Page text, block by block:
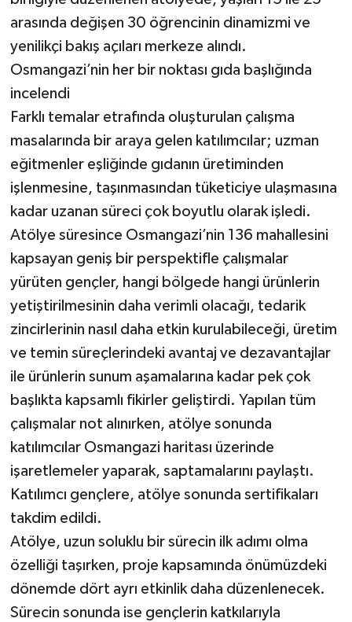
arasında değişen 30 öğrencinin dinamizmi ve
yenilikçi bakış açıları merkeze alındı.
Osmangazi’nin her bir noktası gıda başlığında
incelendi
Farklı temalar etrafında oluşturulan çalışma
masalarında bir araya gelen katılımcılar; uzman
eğitmenler eşliğinde gıdanın üretiminden
işlenmesine, taşınmasından tüketiciye ulaşmasına
kadar uzanan süreci çok boyutlu olarak işledi.
Atölye süresince Osmangazi’nin 136 mahallesini
kapsayan geniş bir perspektifle çalışmalar
yürüten gençler, hangi bölgede hangi ürünlerin
yetiştirilmesinin daha verimli olacağı, tedarik
zincirlerinin nasıl daha etkin kurulabileceği, üretim
ve temin süreçlerindeki avantaj ve dezavantajlar
ile ürünlerin sunum aşamalarına kadar pek çok
başlıkta kapsamlı fikirler geliştirdi. Yapılan tüm
çalışmalar not alınırken, atölye sonunda
katılımcılar Osmangazi haritası üzerinde
işaretlemeler yaparak, saptamalarını paylaştı.
Katılımcı gençlere, atölye sonunda sertifikaları
takdim edildi.
Atölye, uzun soluklu bir sürecin ilk adımı olma
özelliği taşırken, proje kapsamında önümüzdeki
dönemde dört ayrı etkinlik daha düzenlenecek.
Sürecin sonunda ise gençlerin katkılarıyla